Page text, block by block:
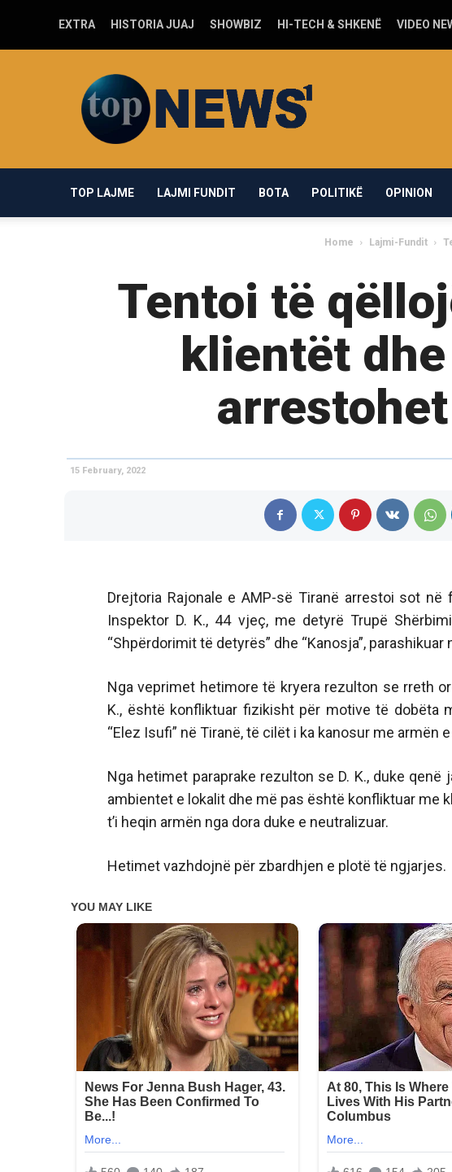
EXTRA HISTORIA JUAJ SHOWBIZ HI-TECH & SHKENË VIDEO
news1.com
TOP LAJME LAJMI FUNDIT BOTA POLITIKË OPINION
Home Lajmi-Fundit
Tentoi të
klientët
15 February, 2022
Drejtoria Rajonale e AMP-së Tiranë arrestoi sot
Inspektor D. K., 44 vjeç, me detyrë Trupë
“Shpërdorimit të detyrës” dhe “Kanosja”,
Nga veprimet hetimore të kryera rezulton se rreth
K., është konfliktuar fizikisht për motive të dobëta
“Elez Isufi” në Tiranë, të cilët i ka kanosur me
Nga hetimet paraprake rezulton se D. K., duke
ambientet e lokalit dhe më pas është konfliktuar me
t’i heqin armën nga dora duke e neutralizuar.
Hetimet vazhdojnë për zbardhjen e plotë të ngjarjes.